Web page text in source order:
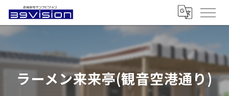
ラーメン来来亭(観音空港通り)